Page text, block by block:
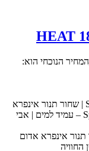
המחיר הנוכחי הוא: